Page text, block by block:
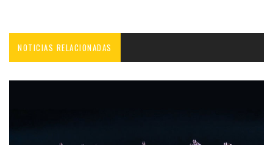
NOTICIAS RELACIONADAS